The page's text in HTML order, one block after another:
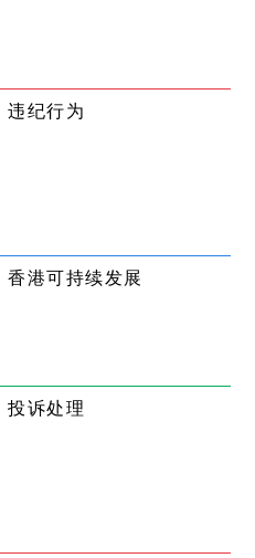
违纪行为
香港可持续发展
投诉处理